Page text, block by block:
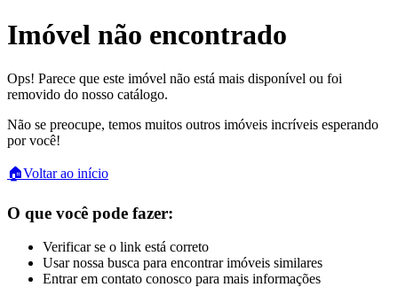
Imóvel não encontrado
Ops! Parece que este imóvel não está mais disponível ou foi
removido do nosso catálogo.
Não se preocupe, temos muitos outros imóveis incríveis esperando
por você!
🏠Voltar ao início
O que você pode fazer:
Verificar se o link está correto
Usar nossa busca para encontrar imóveis similares
Entrar em contato conosco para mais informações